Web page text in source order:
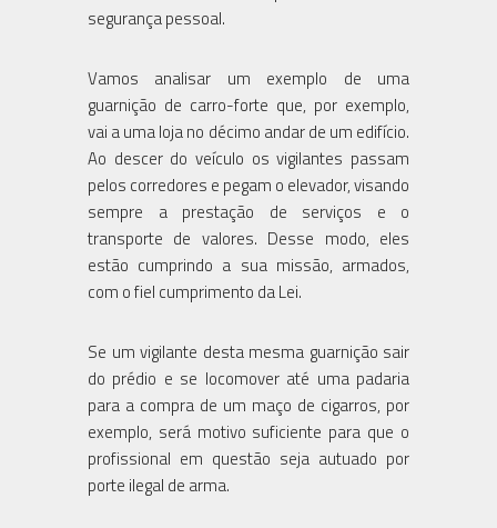
segurança pessoal.
Vamos analisar um exemplo de uma
guarnição de carro-forte que, por exemplo,
vai a uma loja no décimo andar de um edifício.
Ao descer do veículo os vigilantes passam
pelos corredores e pegam o elevador, visando
sempre a prestação de serviços e o
transporte de valores. Desse modo, eles
estão cumprindo a sua missão, armados,
com o fiel cumprimento da Lei.
Se um vigilante desta mesma guarnição sair
do prédio e se locomover até uma padaria
para a compra de um maço de cigarros, por
exemplo, será motivo suficiente para que o
profissional em questão seja autuado por
porte ilegal de arma.